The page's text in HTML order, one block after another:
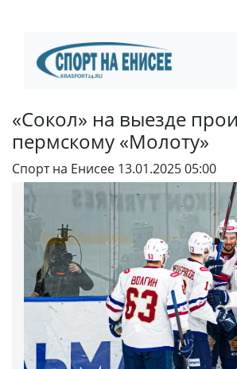
«Сокол» на выезде
пермскому «Молоту»
Спорт на Енисее 13.01.2025 05:00